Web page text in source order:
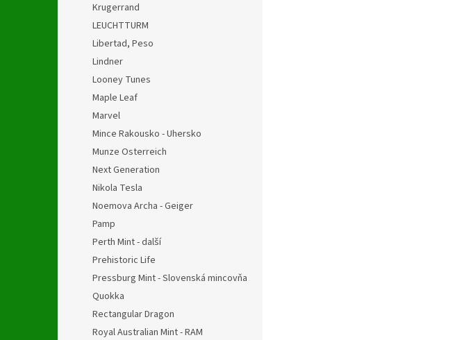
Krugerrand
LEUCHTTURM
Libertad, Peso
Lindner
Looney Tunes
Maple Leaf
Marvel
Mince Rakousko - Uhersko
Munze Osterreich
Next Generation
Nikola Tesla
Noemova Archa - Geiger
Pamp
Perth Mint - další
Prehistoric Life
Pressburg Mint - Slovenská mincovňa
Quokka
Rectangular Dragon
Royal Australian Mint - RAM